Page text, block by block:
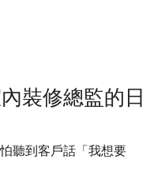
裝修總監的日
聽到客戶話「我想要